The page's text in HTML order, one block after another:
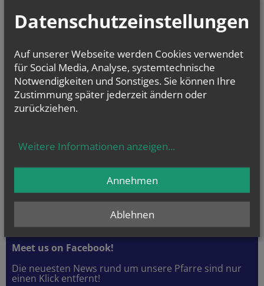
Sie haben ein Anliegen oder eine Frage zu den Angeboten der Pfarre Zur
Meet us on Facebook!
Die neuesten News rund um unsere Pfarre sind nur
einen Klick entfernt!
Datenschutzeinstellungen
Auf unserer Webseite werden Cookies verwendet
für Social Media, Analyse, systemtechnische
Notwendigkeiten und Sonstiges. Sie können Ihre
Zustimmung später jederzeit ändern oder
zurückziehen.
Weitere Informationen anzeigen...
Ablehnen
Annehmen